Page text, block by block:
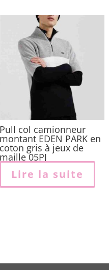
Pull col camionneur
montant EDEN PARK en
coton gris à jeux de
maille 05PJ
Lire la suite